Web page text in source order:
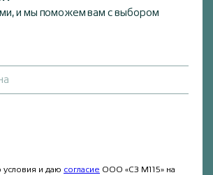
и мы поможем вам с выбором
и даю согласие ООО «СЗ М115» на